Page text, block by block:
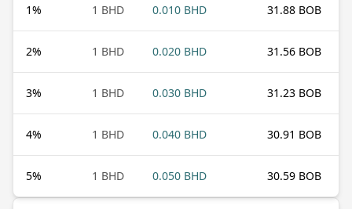
1% 1 BHD 0.010 BHD 31.88 BOB
2% 1 BHD 0.020 BHD 31.56 BOB
3% 1 BHD 0.030 BHD 31.23 BOB
4% 1 BHD 0.040 BHD 30.91 BOB
5% 1 BHD 0.050 BHD 30.59 BOB